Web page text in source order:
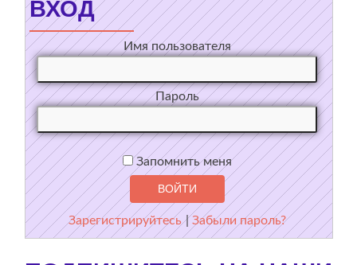
ВХОД
Имя пользователя
Пароль
Запомнить меня
Зарегистрируйтесь |Забыли пароль?